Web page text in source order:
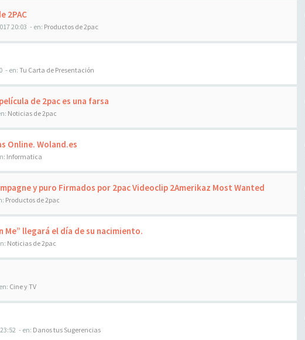
2PAC
20:03 - en: Productos de 2pac
- en: Tu Carta de Presentación
de 2pac es una farsa
Noticias de 2pac
Online. Woland.es
Informatica
y puro Firmados por 2pac Videoclip 2Amerikaz Most Wanted
Productos de 2pac
Me” llegará el día de su nacimiento.
Noticias de 2pac
Cine y TV
- en: Danos tus Sugerencias